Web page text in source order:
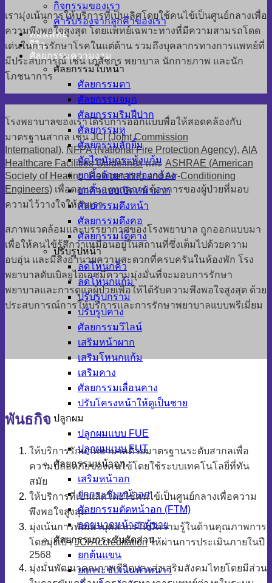
กิจกรรมของเรา
คำรับรองจากลูกค้าของเรา
ทีมแพทย์
รีวิว
ศัลยกรรมความงาม
ศัลยกรรมใบหน้า
ศัลยกรรมตา
ศัลยกรรมจมูก
ศัลยกรรมริมฝีปาก
ศัลยกรรมหู
ศัลยกรรมลักยิ้ม
ตัดไขมันกระพุ้งแก้ม
ยกคิ้วด้วยการส่องกล้อง
ยกคิ้วแบบเปิดหน้าผาก
ศัลยกรรมดึงหน้า
ศัลยกรรมดึงคอ
ศัลยกรรมใต้คาง
ปรับรูปหน้า
ลดโหนกคิ้ว
ลดโหนกแก้ม
ปรับรูปกราม
ปรับรูปคาง
ศัลยกรรมวีไลน์
เสริมหน้าผาก
เสริมโหนกแก้ม
เสริมคาง
ศัลยกรรมเลื่อนคาง
ปรับโครงหน้าให้ดูเป็นชาย
ปลูกผม
ปลูกผมแบบ FUE
ปลูกผมแบบ FUT
ศัลยกรรมหน้าอก
เสริมหน้าอก
ยกกระชับหน้าอก
ศัลยกรรมตัดหน้าอก (FTM)
ลดขนาดหน้าอกผู้ชาย
ศัลยกรรมกระชับสัดส่วน
ยกต้นแขน
ยกกระชับเนินหัวหน่าว
เรามุ่งเน้นการให้บริการที่เป็นเลิศโดยใช้คนไข้เป็นศูนย์กลางเพื่อ
ความพึงพอใจสูงสุด โดยแพทย์เฉพาะทางที่มีความสามรถโดด
เด่นในการรักษาโรคในแต่ด้าน รวมถึงบุคลากรทางการแพทย์ที่
มีประสบการณ์ เช่น เภสัชกร พยาบาล นักกายภาพ และนัก
โภชนาการ
โรงพยาบาลของเราได้รับการออกแบบพื่อให้สอดคล้องกับ
มาตรฐานสากล เช่นJCI (Joint Commission
International), NFPA (National Fire Protection Agency), AIA
Healthcare Facilities Guidelinesและ ASHRAE (American
Society of Heating, Refrigerating and Air-Conditioning
Engineers) เพื่อตอบสนองทุกความต้องการของผู้ป่วยที่มอบ
ความไว้วางใจให้กับเรา
สภาพแวดล้อมและบรรยากาศของโรงพยาบาล ถูกออกแบบมา
เพื่อให้คนไข้รู้สึกว่าเหมือนอยู่ในสถานที่ซึ่งเต็มไปด้วยความ
อบอุ่น และมีสิ่งอำนวยความสะดวกที่ครบครันในห้องพัก โรง
พยาบาลดับเบิลยูไอเอชมีความมุ่งมั่นที่จะมอบการรักษา
พยาบาลและการดูแลผู้ป่วยเพื่อให้ได้รับความพึงพอใจสูงสุด ด้วย
ประสบการณ์การให้บริการและการรักษาพยาบาลแบบพรีเมี่ยม
พันธกิจ
ให้บริการรักษาพยาบาลด้วยมาตรฐานระดับสากลเพื่อ
ความปลอดภัยของคนไข้โดยใช้ระบบเทคโนโลยี่ที่ทัน
สมัย
ให้บริการที่เป็นเลิศโดยใช้คนไข้เป็นศูนย์กลางเพื่อความ
พึงพอใจสูงสุด
มุ่งเน้นการพัฒนาบุคลากรให้มีความรู้ในด้านคุณภาพการ
โดยมุ่งเป้าJCI Accreditationให้ผ่านการประเมินภายในปี
2568
มุ่งมั่นพัฒนาคุณภาพชีวิตและส่งเสริมสังคมไทยโดยมีส่วน